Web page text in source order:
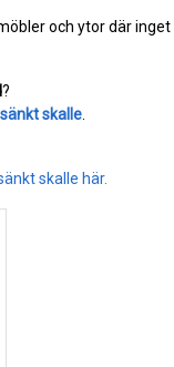
och ytor där inget
?
skalle
skalle här.